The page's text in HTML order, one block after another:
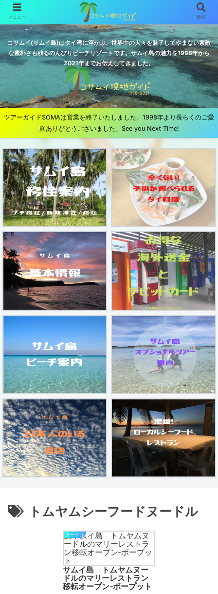
コサムイ(サムイ島)はタイ湾に浮かぶ、世界中の人々を魅了してやまない素敵
な素朴さも残るのんびりビーチリゾートです。サムイ島の魅力を1998年から
2021年までお伝えしてきました。
ツアーガイドSOMAは営業を終了いたしました。1998年より長らくのご愛
顧ありがとうございました。See you Next Time!
トムヤムシーフードヌードル
ヌードル
サムイ島 トムヤムヌー
ドルのマリーレストラン
移転オープン‐ボープット
メニュー 検索